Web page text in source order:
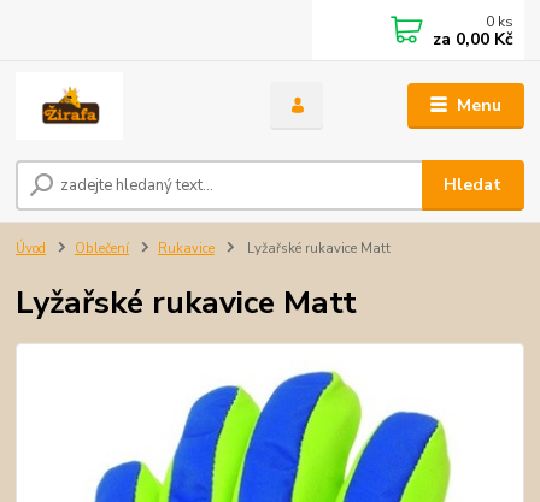
Menu
Hledat
0 ks
za 0,00 Kč
Úvod Oblečení Rukavice Lyžařské rukavice Matt
Lyžařské rukavice Matt